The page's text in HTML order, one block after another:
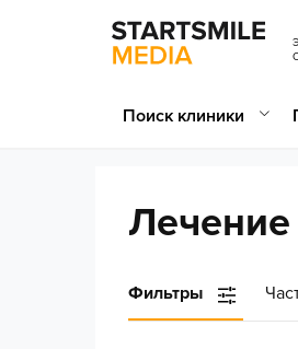
Поиск клиники
Лечение
Фильтры